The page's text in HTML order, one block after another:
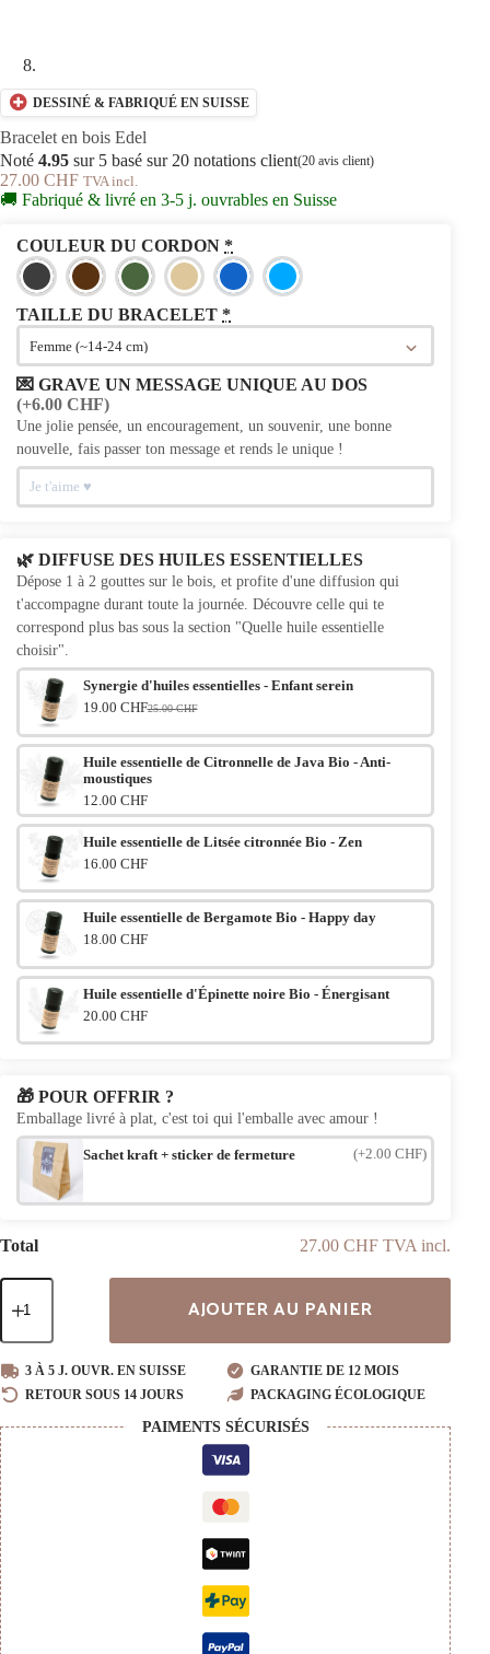
DESSINÉ & FABRIQUÉ EN SUISSE
Bracelet en bois Edel
Noté 4.95 sur 5 basé sur 20 notations client(20 avis client)
27.00 CHF TVA incl.
🚚 Fabriqué & livré en 3-5 j. ouvrables en Suisse
COULEUR DU CORDON *
TAILLE DU BRACELET *
💌 GRAVE UN MESSAGE UNIQUE AU DOS
(+6.00 CHF)
Une jolie pensée, un encouragement, un souvenir, une bonne
nouvelle, fais passer ton message et rends le unique !
🌿 DIFFUSE DES HUILES ESSENTIELLES
Dépose 1 à 2 gouttes sur le bois, et profite d'une diffusion qui
t'accompagne durant toute la journée. Découvre celle qui te
correspond plus bas sous la section "Quelle huile essentielle
choisir".
Synergie d'huiles essentielles - Enfant serein
25.00 CHF
Le prix initial était : 25.00 CHF.
19.00 CHFLe prix actuel est : 19.00 CHF.
Huile essentielle de Citronnelle de Java Bio - Anti-
moustiques
12.00 CHF
Huile essentielle de Litsée citronnée Bio - Zen
16.00 CHF
Huile essentielle de Bergamote Bio - Happy day
18.00 CHF
Huile essentielle d'Épinette noire Bio - Énergisant
20.00 CHF
🎁 POUR OFFRIR ?
Emballage livré à plat, c'est toi qui l'emballe avec amour !
Sachet kraft + sticker de fermeture (+2.00 CHF)
Total 27.00 CHF TVA incl.
quantité
de
en
bois
Edel
AJOUTER AU PANIER
3 À 5 J. OUVR. EN SUISSE
GARANTIE DE 12 MOIS
RETOUR SOUS 14 JOURS
PACKAGING ÉCOLOGIQUE
PAIMENTS SÉCURISÉS